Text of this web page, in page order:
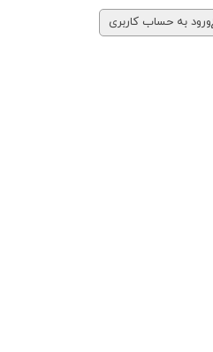
ورود به حساب کاربری